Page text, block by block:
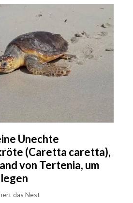
Unechte
(Caretta caretta),
von Tertenia, um
das Nest